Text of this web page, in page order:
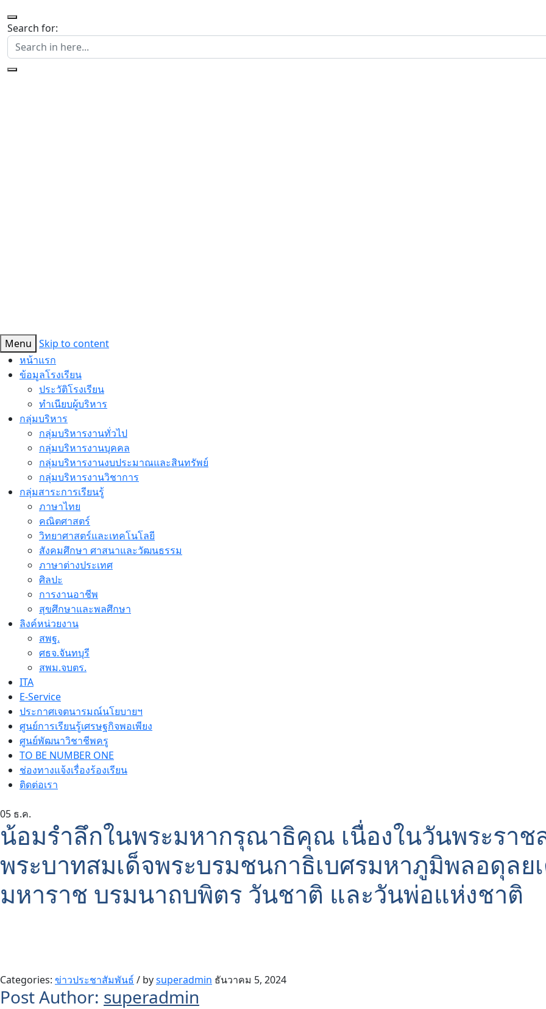
Search for:
Menu Skip to content
หน้าแรก
ข้อมูลโรงเรียน
ประวัติโรงเรียน
ทำเนียบผู้บริหาร
กลุ่มบริหาร
กลุ่มบริหารงานทั่วไป
กลุ่มบริหารงานบุคคล
กลุ่มบริหารงานงบประมาณและสินทรัพย์
กลุ่มบริหารงานวิชาการ
กลุ่มสาระการเรียนรู้
ภาษาไทย
คณิตศาสตร์
วิทยาศาสตร์และเทคโนโลยี
สังคมศึกษา ศาสนาและวัฒนธรรม
ภาษาต่างประเทศ
ศิลปะ
การงานอาชีพ
สุขศึกษาและพลศึกษา
ลิงค์หน่วยงาน
สพฐ.
ศธจ.จันทบุรี
สพม.จบตร.
ITA
E-Service
ประกาศเจตนารมณ์นโยบายฯ
ศูนย์การเรียนรู้เศรษฐกิจพอเพียง
ศูนย์พัฒนาวิชาชีพครู
TO BE NUMBER ONE
ช่องทางแจ้งเรื่องร้องเรียน
ติดต่อเรา
05 ธ.ค.
น้อมรำลึกในพระมหากรุณาธิคุณ เนื่องในวันพระราช
พระบาทสมเด็จพระบรมชนกาธิเบศรมหาภูมิพลอดุลย
มหาราช บรมนาถบพิตร วันชาติ และวันพ่อแห่งชาติ
Categories: ข่าวประชาสัมพันธ์ / bysuperadmin ธันวาคม 5, 2024
Post Author: superadmin